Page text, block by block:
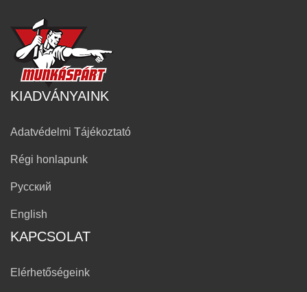
KIADVÁNYAINK
Adatvédelmi Tájékoztató
Régi honlapunk
Русский
English
KAPCSOLAT
Elérhetőségeink